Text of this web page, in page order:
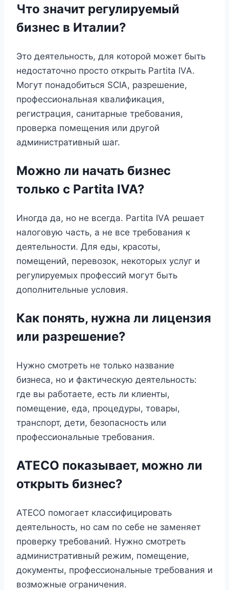
Что значит регулируемый
бизнес в Италии?
Это деятельность, для которой может быть
недостаточно просто открыть Partita IVA.
Могут понадобиться SCIA, разрешение,
профессиональная квалификация,
регистрация, санитарные требования,
проверка помещения или другой
административный шаг.
Можно ли начать бизнес
только с Partita IVA?
Иногда да, но не всегда. Partita IVA решает
налоговую часть, а не все требования к
деятельности. Для еды, красоты,
помещений, перевозок, некоторых услуг и
регулируемых профессий могут быть
дополнительные условия.
Как понять, нужна ли лицензия
или разрешение?
Нужно смотреть не только название
бизнеса, но и фактическую деятельность:
где вы работаете, есть ли клиенты,
помещение, еда, процедуры, товары,
транспорт, дети, безопасность или
профессиональные требования.
ATECO показывает, можно ли
открыть бизнес?
ATECO помогает классифицировать
деятельность, но сам по себе не заменяет
проверку требований. Нужно смотреть
административный режим, помещение,
документы, профессиональные требования и
возможные ограничения.